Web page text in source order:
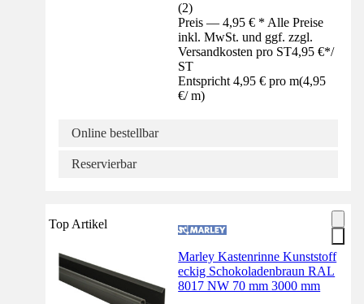
(2)
Preis — 4,95 € * Alle Preise
inkl. MwSt. und ggf. zzgl.
Versandkosten pro ST4,95 €*/
ST
Entspricht 4,95 € pro m(4,95
€/ m)
Online bestellbar
Reservierbar
Top Artikel
Marley Kastenrinne Kunststoff
eckig Schokoladenbraun RAL
8017 NW 70 mm 3000 mm